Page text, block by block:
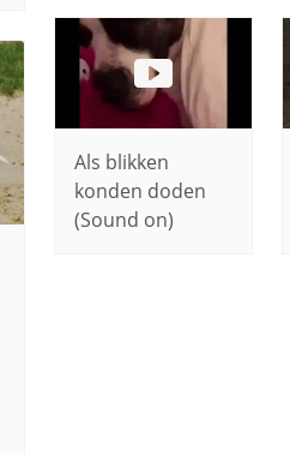
Als blikken
konden doden
(Sound on)